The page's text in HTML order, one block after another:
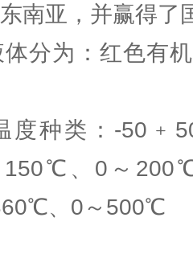
南亚，并赢得了
分为：红色有
度种类：-
、0～
、0～500℃